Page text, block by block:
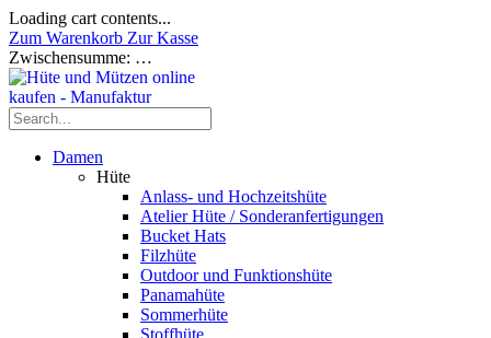
Loading cart contents...
Zum Warenkorb Zur Kasse
Zwischensumme: …
Damen
Hüte
Anlass- und Hochzeitshüte
Atelier Hüte / Sonderanfertigungen
Bucket Hats
Filzhüte
Outdoor und Funktionshüte
Panamahüte
Sommerhüte
Stoffhüte